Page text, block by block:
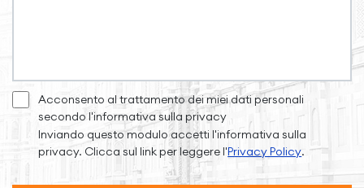
Acconsento al trattamento dei miei dati personali
secondo l'informativa sulla privacy
Inviando questo modulo accetti l'informativa sulla
privacy. Clicca sul link per leggere l'Privacy Policy.